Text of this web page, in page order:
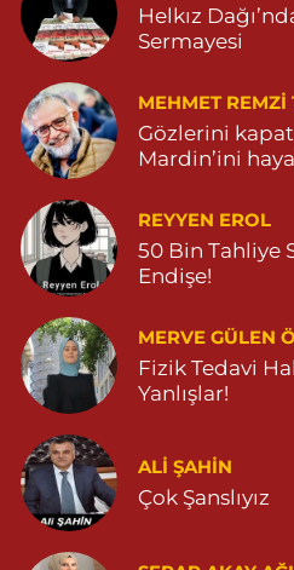
0 (482) 571 22 34 Yol Tarifi Al
Helkız
Sermayesi
MEHMET REMZI
Gözlerini
Mardin’ini
REYYEN EROL
50 Bin Tahliye
Endişe!
MERVE GÜLEN
Fizik Tedavi
Yanlışlar!
ALI ŞAHİN
Çok Şanslıyız